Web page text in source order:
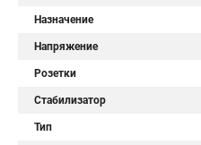
Назначение
Напряжение
Розетки
Стабилизатор
Тип